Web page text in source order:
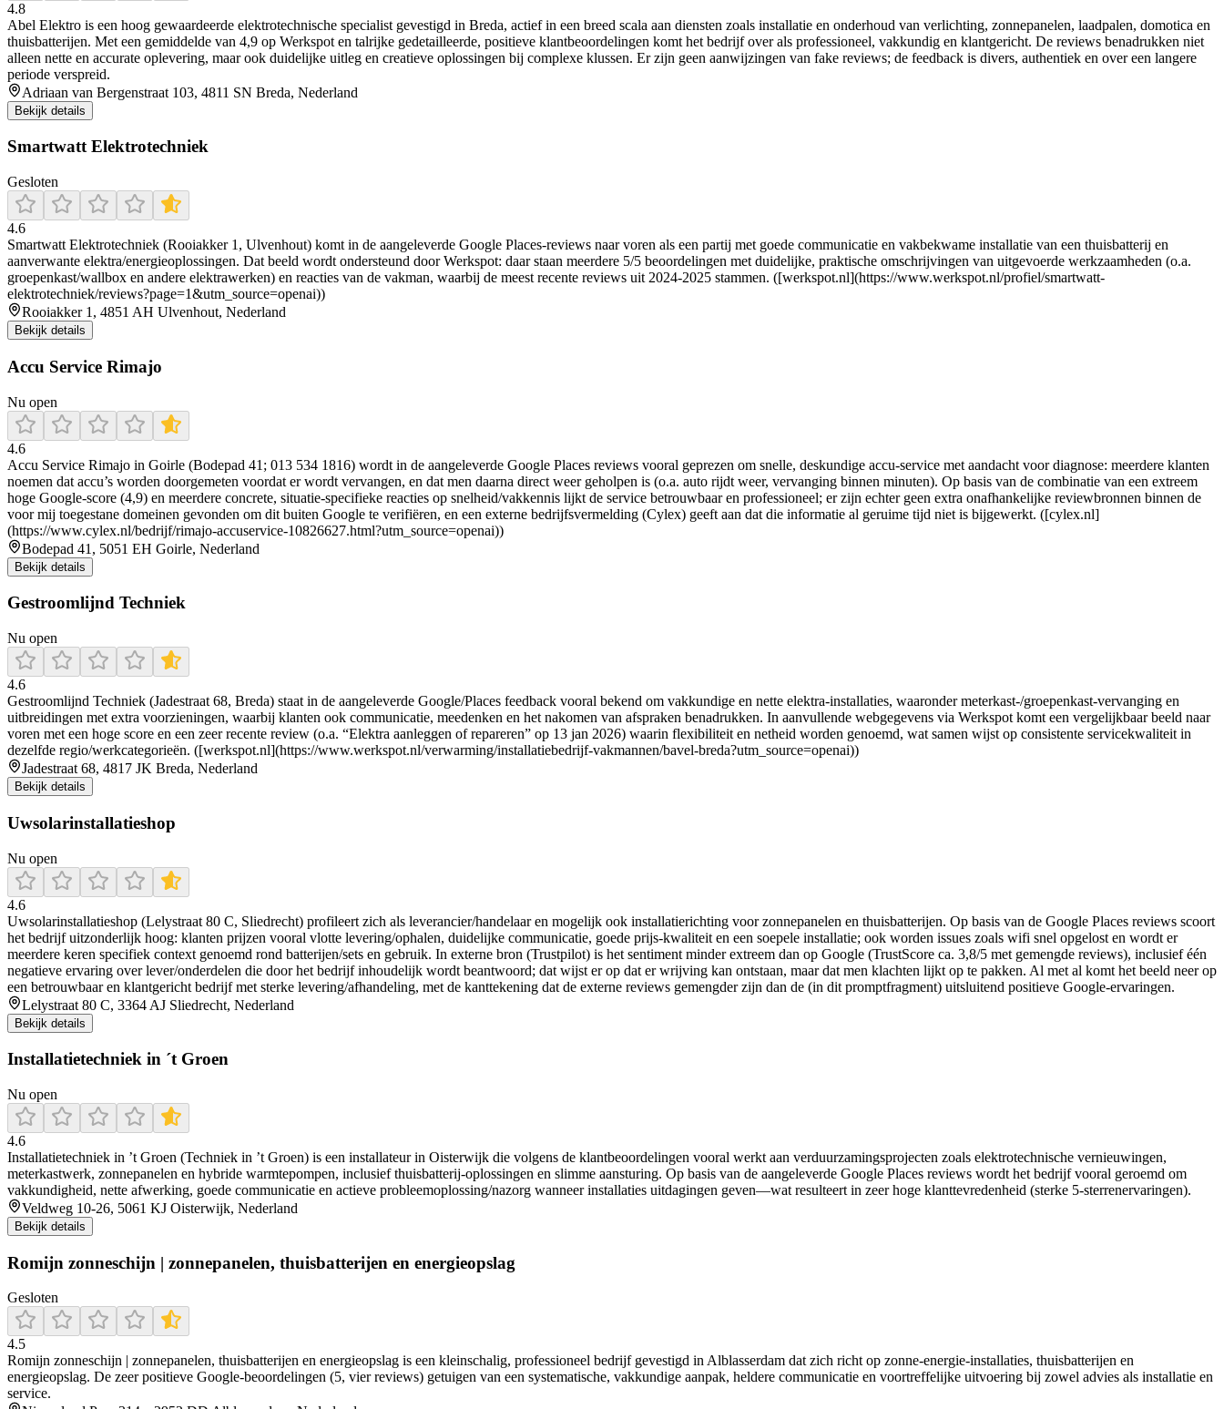
4.8
Abel Elektro is een hoog gewaardeerde elektrotechnische specialist gevestigd in Breda, actief in een breed scala aan diensten zoals installatie en onderhoud van verlichting, zonnepanelen, laadpalen, domotica en
thuisbatterijen. Met een gemiddelde van 4,9 op Werkspot en talrijke gedetailleerde, positieve klantbeoordelingen komt het bedrijf over als professioneel, vakkundig en klantgericht. De reviews benadrukken niet
alleen nette en accurate oplevering, maar ook duidelijke uitleg en creatieve oplossingen bij complexe klussen. Er zijn geen aanwijzingen van fake reviews; de feedback is divers, authentiek en over een langere
periode verspreid.
Adriaan van Bergenstraat 103, 4811 SN Breda, Nederland
Bekijk details
Smartwatt Elektrotechniek
Gesloten
4.6
Smartwatt Elektrotechniek (Rooiakker 1, Ulvenhout) komt in de aangeleverde Google Places-reviews naar voren als een partij met goede communicatie en vakbekwame installatie van een thuisbatterij en
aanverwante elektra/energieoplossingen. Dat beeld wordt ondersteund door Werkspot: daar staan meerdere 5/5 beoordelingen met duidelijke, praktische omschrijvingen van uitgevoerde werkzaamheden (o.a.
groepenkast/wallbox en andere elektrawerken) en reacties van de vakman, waarbij de meest recente reviews uit 2024-2025 stammen. ([werkspot.nl](https://www.werkspot.nl/profiel/smartwatt-
elektrotechniek/reviews?page=1&utm_source=openai))
Rooiakker 1, 4851 AH Ulvenhout, Nederland
Bekijk details
Accu Service Rimajo
Nu open
4.6
Accu Service Rimajo in Goirle (Bodepad 41; 013 534 1816) wordt in de aangeleverde Google Places reviews vooral geprezen om snelle, deskundige accu-service met aandacht voor diagnose: meerdere klanten
noemen dat accu’s worden doorgemeten voordat er wordt vervangen, en dat men daarna direct weer geholpen is (o.a. auto rijdt weer, vervanging binnen minuten). Op basis van de combinatie van een extreem
hoge Google-score (4,9) en meerdere concrete, situatie-specifieke reacties op snelheid/vakkennis lijkt de service betrouwbaar en professioneel; er zijn echter geen extra onafhankelijke reviewbronnen binnen de
voor mij toegestane domeinen gevonden om dit buiten Google te verifiëren, en een externe bedrijfsvermelding (Cylex) geeft aan dat die informatie al geruime tijd niet is bijgewerkt. ([cylex.nl]
(https://www.cylex.nl/bedrijf/rimajo-accuservice-10826627.html?utm_source=openai))
Bodepad 41, 5051 EH Goirle, Nederland
Bekijk details
Gestroomlijnd Techniek
Nu open
4.6
Gestroomlijnd Techniek (Jadestraat 68, Breda) staat in de aangeleverde Google/Places feedback vooral bekend om vakkundige en nette elektra-installaties, waaronder meterkast-/groepenkast-vervanging en
uitbreidingen met extra voorzieningen, waarbij klanten ook communicatie, meedenken en het nakomen van afspraken benadrukken. In aanvullende webgegevens via Werkspot komt een vergelijkbaar beeld naar
voren met een hoge score en een zeer recente review (o.a. “Elektra aanleggen of repareren” op 13 jan 2026) waarin flexibiliteit en netheid worden genoemd, wat samen wijst op consistente servicekwaliteit in
dezelfde regio/werkcategorieën. ([werkspot.nl](https://www.werkspot.nl/verwarming/installatiebedrijf-vakmannen/bavel-breda?utm_source=openai))
Jadestraat 68, 4817 JK Breda, Nederland
Bekijk details
Uwsolarinstallatieshop
Nu open
4.6
Uwsolarinstallatieshop (Lelystraat 80 C, Sliedrecht) profileert zich als leverancier/handelaar en mogelijk ook installatierichting voor zonnepanelen en thuisbatterijen. Op basis van de Google Places reviews scoort
het bedrijf uitzonderlijk hoog: klanten prijzen vooral vlotte levering/ophalen, duidelijke communicatie, goede prijs-kwaliteit en een soepele installatie; ook worden issues zoals wifi snel opgelost en wordt er
meerdere keren specifiek context genoemd rond batterijen/sets en gebruik. In externe bron (Trustpilot) is het sentiment minder extreem dan op Google (TrustScore ca. 3,8/5 met gemengde reviews), inclusief één
negatieve ervaring over lever/onderdelen die door het bedrijf inhoudelijk wordt beantwoord; dat wijst er op dat er wrijving kan ontstaan, maar dat men klachten lijkt op te pakken. Al met al komt het beeld neer op
een betrouwbaar en klantgericht bedrijf met sterke levering/afhandeling, met de kanttekening dat de externe reviews gemengder zijn dan de (in dit promptfragment) uitsluitend positieve Google-ervaringen.
Lelystraat 80 C, 3364 AJ Sliedrecht, Nederland
Bekijk details
Installatietechniek in ´t Groen
Nu open
4.6
Installatietechniek in ’t Groen (Techniek in ’t Groen) is een installateur in Oisterwijk die volgens de klantbeoordelingen vooral werkt aan verduurzamingsprojecten zoals elektrotechnische vernieuwingen,
meterkastwerk, zonnepanelen en hybride warmtepompen, inclusief thuisbatterij-oplossingen en slimme aansturing. Op basis van de aangeleverde Google Places reviews wordt het bedrijf vooral geroemd om
vakkundigheid, nette afwerking, goede communicatie en actieve probleemoplossing/nazorg wanneer installaties uitdagingen geven—wat resulteert in zeer hoge klanttevredenheid (sterke 5-sterrenervaringen).
Veldweg 10-26, 5061 KJ Oisterwijk, Nederland
Bekijk details
Romijn zonneschijn | zonnepanelen, thuisbatterijen en energieopslag
Gesloten
4.5
Romijn zonneschijn | zonnepanelen, thuisbatterijen en energieopslag is een kleinschalig, professioneel bedrijf gevestigd in Alblasserdam dat zich richt op zonne-energie-installaties, thuisbatterijen en
energieopslag. De zeer positieve Google-beoordelingen (5, vier reviews) getuigen van een systematische, vakkundige aanpak, heldere communicatie en voortreffelijke uitvoering bij zowel advies als installatie en
service.